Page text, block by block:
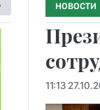
НОВОСТИ
11:13